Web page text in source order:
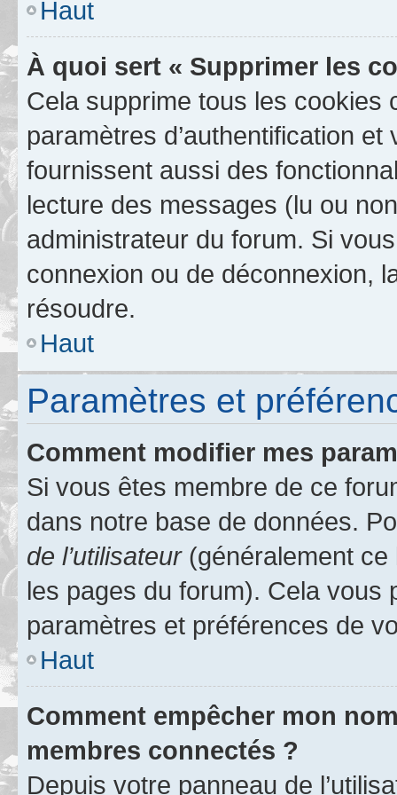
Haut
À quoi sert « Supprimer les
Cela supprime tous les cookies
paramètres d’authentification
fournissent aussi des
lecture des messages (lu ou
administrateur du forum. Si
connexion ou de déconnexion,
résoudre.
Haut
Paramètres et
Comment modifier mes
Si vous êtes membre de ce
dans notre base de données.
de l’utilisateur(généralement ce
les pages du forum). Cela vous
paramètres et préférences de
Haut
Comment empêcher mon
membres connectés ?
Depuis votre panneau de